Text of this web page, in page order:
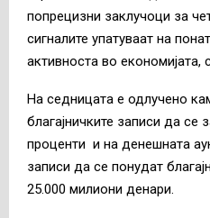
попрецизни заклучоци за
сигналите упатуваат на
активноста во
На седницата е одлучено
благајничките записи да
проценти и на денешната
записи да се понудат
25.000 милиони денари.